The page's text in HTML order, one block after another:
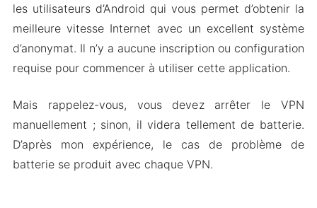
les utilisateurs d’Android qui vous permet d’obtenir la
meilleure vitesse Internet avec un excellent système
d’anonymat. Il n’y a aucune inscription ou configuration
requise pour commencer à utiliser cette application.
Mais rappelez-vous, vous devez arrêter le VPN
manuellement ; sinon, il videra tellement de batterie.
D’après mon expérience, le cas de problème de
batterie se produit avec chaque VPN.